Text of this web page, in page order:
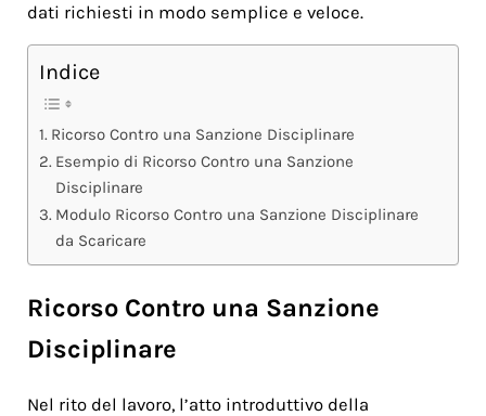
dati richiesti in modo semplice e veloce.
Indice
Ricorso Contro una Sanzione Disciplinare
Esempio di Ricorso Contro una Sanzione
Disciplinare
Modulo Ricorso Contro una Sanzione Disciplinare
da Scaricare
Ricorso Contro una Sanzione
Disciplinare
Nel rito del lavoro, l’atto introduttivo della